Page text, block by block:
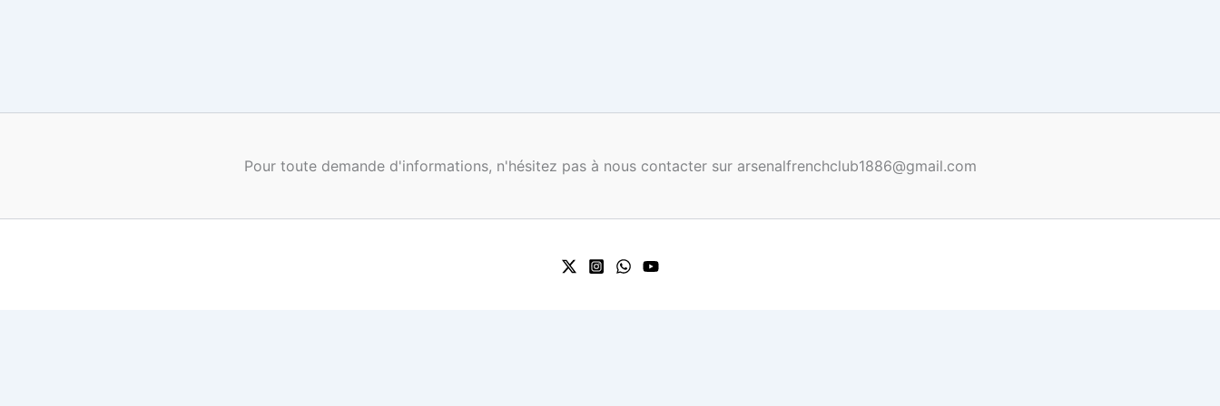
Pour toute demande d'informations, n'hésitez pas à nous contacter sur arsenalfrenchclub1886@gmail.com